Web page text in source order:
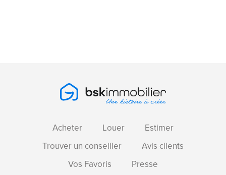
Acheter Louer
Estimer
Trouver un conseiller
Avis clients
Vos Favoris
Presse